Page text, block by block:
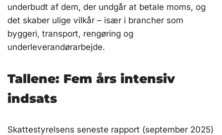
underbudt af dem, der undgår at betale moms, og
det skaber ulige vilkår – især i brancher som
byggeri, transport, rengøring og
underleverandørarbejde.
Tallene: Fem års intensiv
indsats
Skattestyrelsens seneste rapport (september 2025)